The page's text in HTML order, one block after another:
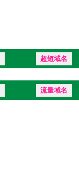
超短域名
流量域名